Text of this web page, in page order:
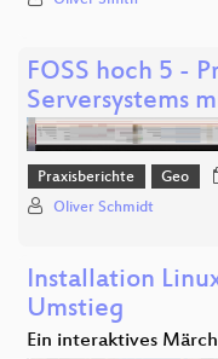
FOSS hoch 5 -
Serversystems
Praxisberichte Geo
Oliver Schmidt
Installation
Umstieg
Ein interaktives